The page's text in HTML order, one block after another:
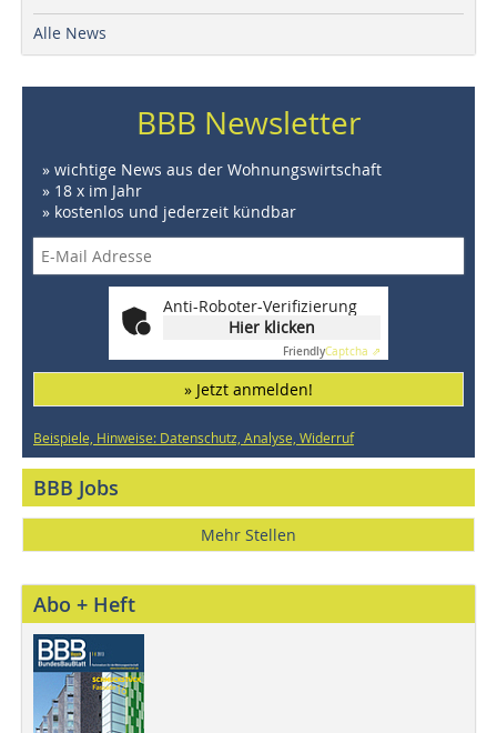
Alle News
BBB Newsletter
» wichtige News aus der Wohnungswirtschaft
» 18 x im Jahr
» kostenlos und jederzeit kündbar
Anti-Roboter-Verifizierung
Hier klicken
FriendlyCaptcha ⇗
» Jetzt anmelden!
Beispiele, Hinweise: Datenschutz, Analyse, Widerruf
BBB Jobs
Mehr Stellen
Abo + Heft